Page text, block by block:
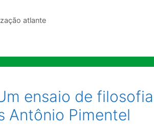
atlante
ensaio de filosofia
Antônio Pimentel